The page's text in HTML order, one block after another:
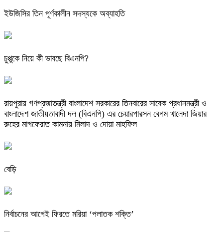
ইউজিসির তিন পূর্ণকালীন সদস্যকে অব্যাহতি
চুপ্পুকে নিয়ে কী ভাবছে বিএনপি?
রায়পুরায় গণপ্রজাতন্ত্রী বাংলাদেশ সরকারের তিনবারের সাবেক প্রধানমন্ত্রী ও
বাংলাদেশ জাতীয়তাবাদী দল (বিএনপি) এর চেয়ারপারসন বেগম খালেদা জিয়ার
রুহের মাগফেরাত কামনায় মিলাদ ও দোয়া মাহফিল
বেড়ি
নির্বাচনের আগেই ফিরতে মরিয়া ‘পলাতক শক্তি’